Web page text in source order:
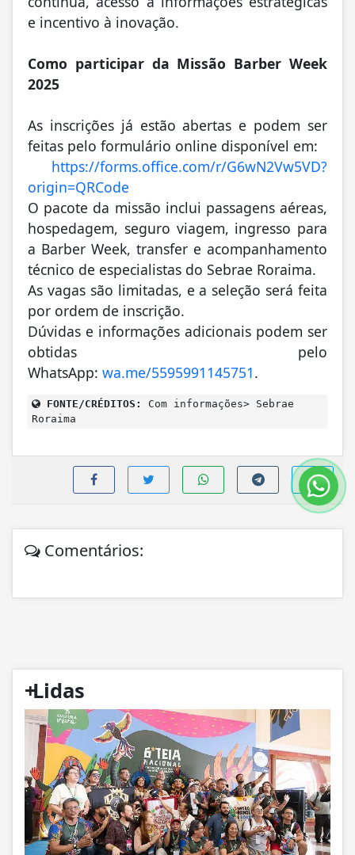
e incentivo à inovação.
Como participar da Missão Barber Week
2025
As inscrições já estão abertas e podem ser
feitas pelo formulário online disponível em:
https://forms.office.com/r/G6wN2Vw5VD?
origin=QRCode
O pacote da missão inclui passagens aéreas,
hospedagem, seguro viagem, ingresso para
a Barber Week, transfer e acompanhamento
técnico de especialistas do Sebrae Roraima.
As vagas são limitadas, e a seleção será feita
por ordem de inscrição.
Dúvidas e informações adicionais podem ser
obtidas pelo
WhatsApp: wa.me/5595991145751.
FONTE/CRÉDITOS:
Com informações> Sebrae
Roraima
Comentários:
+
Lidas